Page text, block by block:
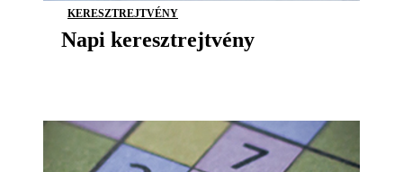
KERESZTREJTVÉNY
Napi keresztrejtvény